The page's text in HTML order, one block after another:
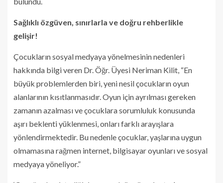
Sağlıklı özgüven, sınırlarla ve doğru rehberlikle
gelişir!
Çocukların sosyal medyaya yönelmesinin nedenleri
hakkında bilgi veren Dr. Öğr. Üyesi Neriman Kilit, “En
büyük problemlerden biri, yeni nesil çocukların oyun
alanlarının kısıtlanmasıdır. Oyun için ayrılması gereken
zamanın azalması ve çocuklara sorumluluk konusunda
aşırı beklenti yüklenmesi, onları farklı arayışlara
yönlendirmektedir. Bu nedenle çocuklar, yaşlarına uygun
olmamasına rağmen internet, bilgisayar oyunları ve sosyal
medyaya yöneliyor.”